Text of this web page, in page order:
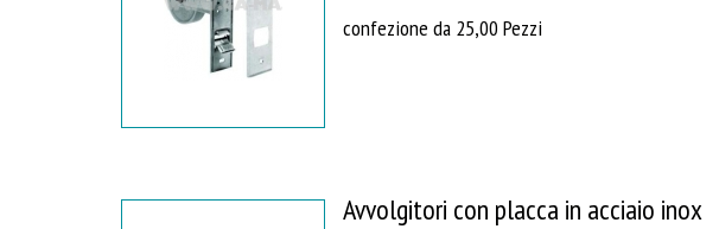
confezione da 25,00 Pezzi
Avvolgitori con placca in acciaio inox